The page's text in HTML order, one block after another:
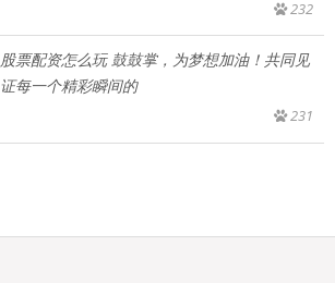
232
股票配资怎么玩 鼓鼓掌，为梦想加油！共同见
证每一个精彩瞬间的
231